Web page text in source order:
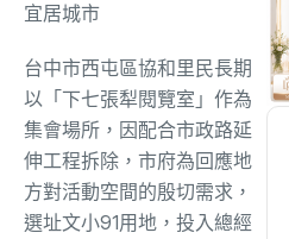
台中市西屯區協和里民長期
以「下七張犁閱覽室」作為
集會場所，因配合市政路延
伸工程拆除，市府為回應地
方對活動空間的殷切需求，
選址文小91用地，投入總經